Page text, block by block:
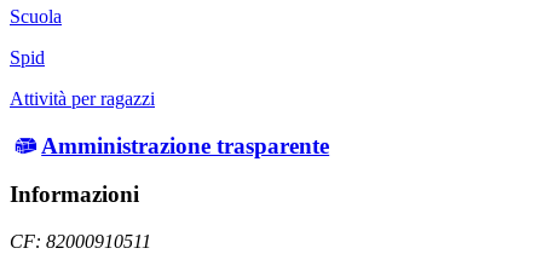
Scuola
Spid
Attività per ragazzi
Amministrazione trasparente
Informazioni
CF: 82000910511